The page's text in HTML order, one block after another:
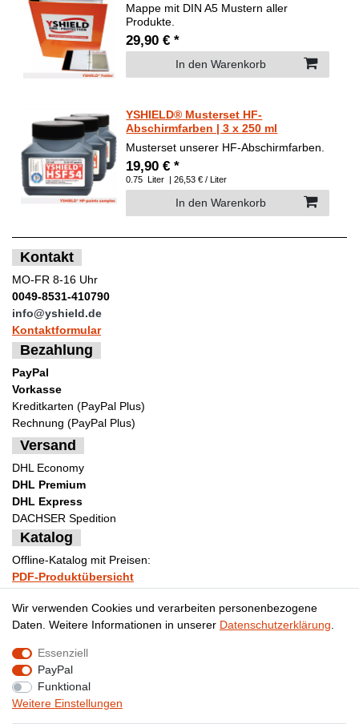
Mappe mit DIN A5 Mustern aller
Produkte.
29,90 € *
In den Warenkorb
YSHIELD® Musterset HF-
Abschirmfarben | 3 x 250 ml
Musterset unserer HF-Abschirmfarben.
19,90 € *
0.75 Liter | 26,53 € / Liter
In den Warenkorb
Kontakt
MO-FR 8-16 Uhr
0049-8531-410790
info@yshield.de
Kontaktformular
Bezahlung
PayPal
Vorkasse
Kreditkarten (PayPal Plus)
Rechnung (PayPal Plus)
Versand
DHL Economy
DHL Premium
DHL Express
DACHSER Spedition
Katalog
Offline-Katalog mit Preisen:
PDF-Produktübersicht
Impressum
Widerrufs­recht
Wir verwenden Cookies und verarbeiten personenbezogene
Daten. Weitere Informationen in unserer Daten­schutz­erklärung
Essenziell
PayPal
Funktional
Weitere Einstellungen